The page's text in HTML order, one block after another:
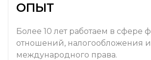
ОПЫТ
Более 10 лет работаем в сфере
отношений, налогообложения и
международного права.